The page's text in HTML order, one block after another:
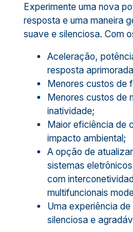
Experimente uma nova
resposta e uma maneira
suave e silenciosa. Com
Aceleração,
resposta
Menores custos de
Menores custos de
inatividade;
Maior eficiência de
impacto ambiental;
A opção de
sistemas
com
multifuncionais
Uma experiência
silenciosa e